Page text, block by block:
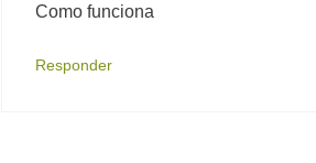
Como funciona
Responder